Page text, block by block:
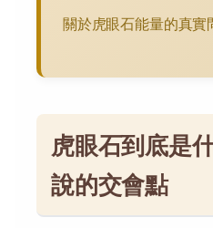
關於虎眼石能量的真實
虎眼石到底是
說的交會點